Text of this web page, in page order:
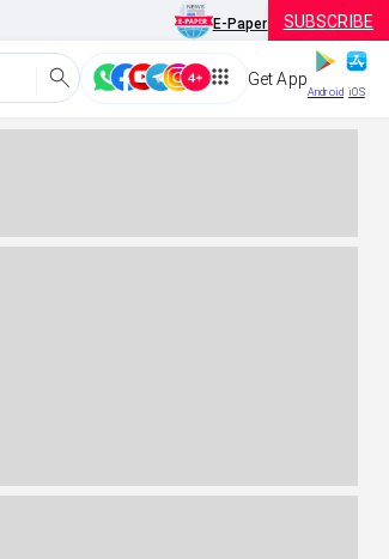
E-Paper SUBSCRIBE
Get App
Android iOS